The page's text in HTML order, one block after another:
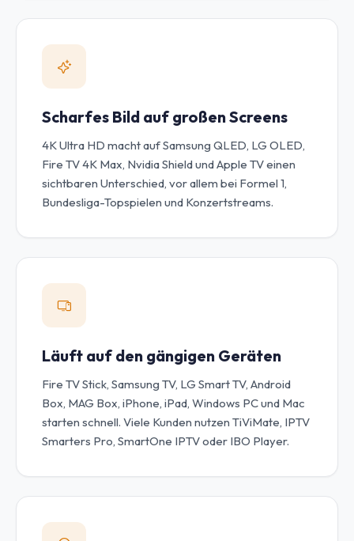
Scharfes Bild auf großen Screens
4K Ultra HD macht auf Samsung QLED, LG OLED,
Fire TV 4K Max, Nvidia Shield und Apple TV einen
sichtbaren Unterschied, vor allem bei Formel 1,
Bundesliga-Topspielen und Konzertstreams.
Läuft auf den gängigen Geräten
Fire TV Stick, Samsung TV, LG Smart TV, Android
Box, MAG Box, iPhone, iPad, Windows PC und Mac
starten schnell. Viele Kunden nutzen TiViMate, IPTV
Smarters Pro, SmartOne IPTV oder IBO Player.